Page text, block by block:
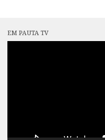
EM PAUTA TV